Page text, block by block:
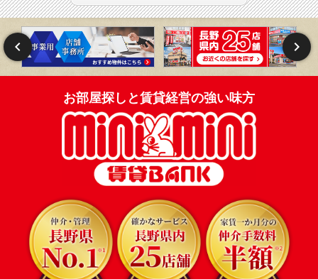
お部屋探しと賃貸経営の強い味方